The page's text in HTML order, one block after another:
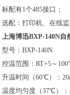
标配有1个485接口；
选配：打印机、在线监
上海博迅BXP-140N
型号：BXP-140N
控温范围：RT+5～
升温时间（60℃）：
温度均匀度（37℃）